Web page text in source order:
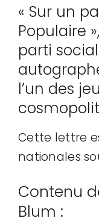
Presse
Contact
Adhésion
Presse
Ressources
Adhésion
« Sur un
Populaire
parti
l’un des
Cette lettre
nationales
Contenu
Blum :